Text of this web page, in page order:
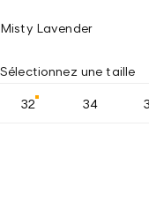
Misty Lavender
Sélectionnez une taille
32 34